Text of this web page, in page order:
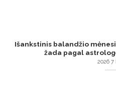
Išankstinis balandžio
žada pagal
2026 7